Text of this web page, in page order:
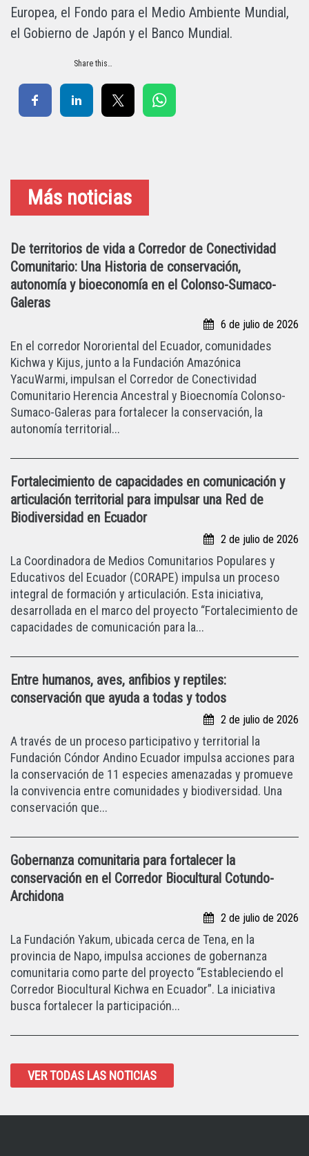
Europea, el Fondo para el Medio Ambiente Mundial,
el Gobierno de Japón y el Banco Mundial.
Share this…
Más noticias
De territorios de vida a Corredor de Conectividad
Comunitario: Una Historia de conservación,
autonomía y bioeconomía en el Colonso-Sumaco-
Galeras
6 de julio de 2026
En el corredor Nororiental del Ecuador, comunidades
Kichwa y Kijus, junto a la Fundación Amazónica
YacuWarmi, impulsan el Corredor de Conectividad
Comunitario Herencia Ancestral y Bioecnomía Colonso-
Sumaco-Galeras para fortalecer la conservación, la
autonomía territorial...
Fortalecimiento de capacidades en comunicación y
articulación territorial para impulsar una Red de
Biodiversidad en Ecuador
2 de julio de 2026
La Coordinadora de Medios Comunitarios Populares y
Educativos del Ecuador (CORAPE) impulsa un proceso
integral de formación y articulación. Esta iniciativa,
desarrollada en el marco del proyecto “Fortalecimiento de
capacidades de comunicación para la...
Entre humanos, aves, anfibios y reptiles:
conservación que ayuda a todas y todos
2 de julio de 2026
A través de un proceso participativo y territorial la
Fundación Cóndor Andino Ecuador impulsa acciones para
la conservación de 11 especies amenazadas y promueve
la convivencia entre comunidades y biodiversidad. Una
conservación que...
Gobernanza comunitaria para fortalecer la
conservación en el Corredor Biocultural Cotundo-
Archidona
2 de julio de 2026
La Fundación Yakum, ubicada cerca de Tena, en la
provincia de Napo, impulsa acciones de gobernanza
comunitaria como parte del proyecto “Estableciendo el
Corredor Biocultural Kichwa en Ecuador”. La iniciativa
busca fortalecer la participación...
VER TODAS LAS NOTICIAS